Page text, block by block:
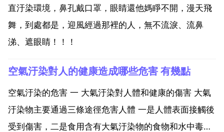
直汙染環境，鼻孔戴口罩，眼睛還他媽睜不開，漫天飛
舞，到處都是，迎風經過那裡的人，無不流淚、流鼻
涕、遮眼睛！！！
空氣汙染對人的健康造成哪些危害 有幾點
空氣汙染的危害 一 大氣汙染對人體和健康的傷害 大氣
汙染物主要通過三條途徑危害人體 一是人體表面接觸後
受到傷害，二是食用含有大氣汙染物的食物和水中毒，